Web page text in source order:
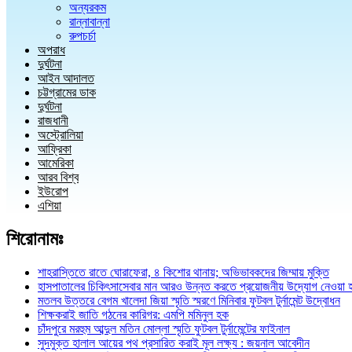
অন্যরকম
রান্নাবান্না
রুপচর্চা
অপরাধ
দুর্ঘটনা
আইন আদালত
চট্টগ্রামের ডাক
দুর্ঘটনা
রাজধানী
অস্ট্রোলিয়া
আফ্রিকা
আমেরিকা
আরব বিশ্ব
ইউরোপ
এশিয়া
শিরোনামঃ
শাহরাস্তিতে রাতে ঘোরাফেরা, ৪ কিশোর থানায়; অভিভাবকদের জিম্মায় মুক্তি
হাসপাতালের চিকিৎসাসেবার মান আরও উন্নত করতে প্রয়োজনীয় উদ্যোগ নেওয়া
মতলব উত্তরে বেগম খালেদা জিয়া স্মৃতি স্মরণে মিনিবার ফুটবল টুর্নামেন্ট উদ্বোধন
শিক্ষকরাই জাতি গঠনের কারিগর: এমপি মমিনুল হক
চাঁদপুরে মরহুম আব্দুল মতিন মোল্লা স্মৃতি ফুটবল টুর্নামেন্টের ফাইনাল
সুদমুক্ত হালাল আয়ের পথ প্রসারিত করাই মূল লক্ষ্য : জয়নাল আবেদীন